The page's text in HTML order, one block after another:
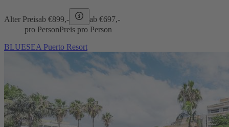
Alter Preisab €899,- ab €697,-
pro PersonPreis pro Person
BLUESEA Puerto Resort